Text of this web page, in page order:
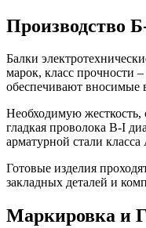
Производство
Балки
марок, класс прочности
обеспечивают вносимые
Необходимую жесткость,
гладкая проволока В-I
арматурной стали
Готовые изделия
закладных деталей и
Маркировка и